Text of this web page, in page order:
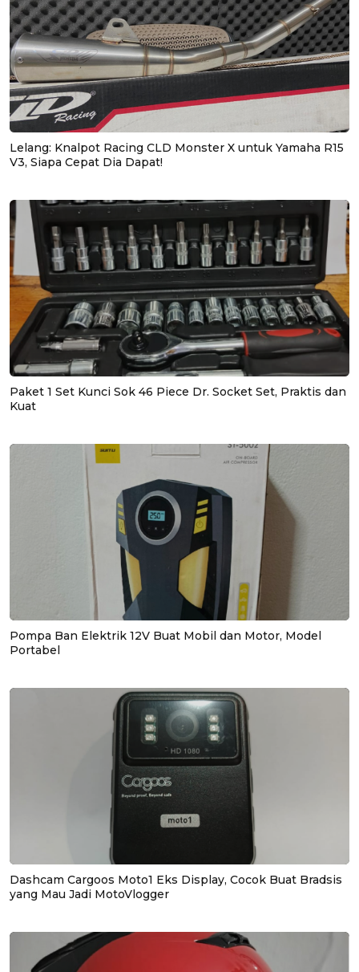
Lelang: Knalpot Racing CLD Monster X untuk Yamaha R15
V3, Siapa Cepat Dia Dapat!
Paket 1 Set Kunci Sok 46 Piece Dr. Socket Set, Praktis dan
Kuat
Pompa Ban Elektrik 12V Buat Mobil dan Motor, Model
Portabel
Dashcam Cargoos Moto1 Eks Display, Cocok Buat Bradsis
yang Mau Jadi MotoVlogger